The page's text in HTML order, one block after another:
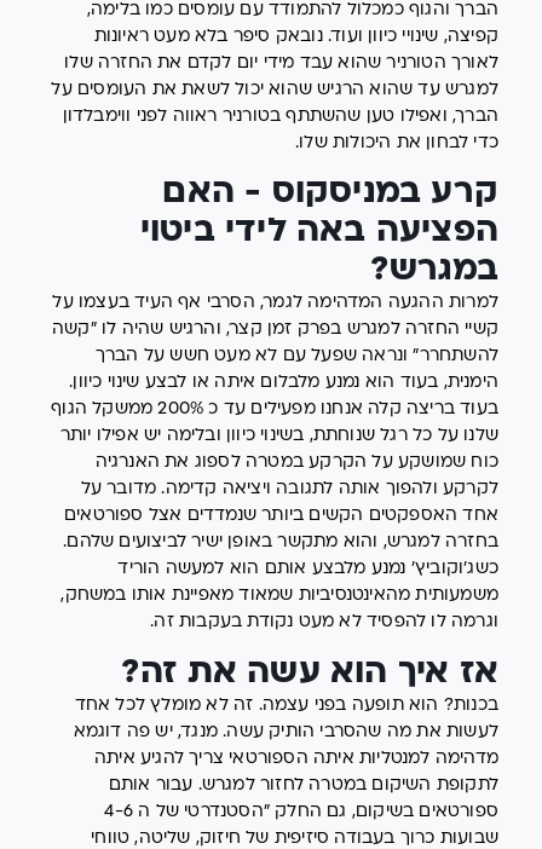
הברך והגוף כמכלול להתמודד עם עומסים כמו בלימה,
קפיצה, שינויי כיוון ועוד. נובאק סיפר בלא מעט ראיונות
לאורך הטורניר שהוא עבד מידי יום לקדם את החזרה שלו
למגרש עד שהוא הרגיש שהוא יכול לשאת את העומסים על
הברך, ואפילו טען שהשתתף בטורניר ראווה לפני ווימבלדון
כדי לבחון את היכולות שלו.
קרע במניסקוס - האם
הפציעה באה לידי ביטוי
במגרש?
למרות ההגעה המדהימה לגמר, הסרבי אף העיד בעצמו על
קשיי החזרה למגרש בפרק זמן קצר, והרגיש שהיה לו "קשה
להשתחרר" ונראה שפעל עם לא מעט חשש על הברך
הימנית, בעוד הוא נמנע מלבלום איתה או לבצע שינוי כיוון.
בעוד בריצה קלה אנחנו מפעילים עד כ 200% ממשקל הגוף
שלנו על כל רגל שנוחתת, בשינוי כיוון ובלימה יש אפילו יותר
כוח שמושקע על הקרקע במטרה לספוג את האנרגיה
לקרקע ולהפוך אותה לתגובה ויציאה קדימה. מדובר על
אחד האספקטים הקשים ביותר שנמדדים אצל ספורטאים
בחזרה למגרש, והוא מתקשר באופן ישיר לביצועים שלהם.
כשג'וקוביץ' נמנע מלבצע אותם הוא למעשה הוריד
משמעותית מהאינטנסיביות שמאוד מאפיינת אותו במשחק,
וגרמה לו להפסיד לא מעט נקודת בעקבות זה.
אז איך הוא עשה את זה?
בכנות? הוא תופעה בפני עצמה. זה לא מומלץ לכל אחד
לעשות את מה שהסרבי הותיק עשה. מנגד, יש פה דוגמא
מדהימה למנטליות איתה הספורטאי צריך להגיע איתה
לתקופת השיקום במטרה לחזור למגרש. עבור אותם
ספורטאים בשיקום, גם החלק "הסטנדרטי של ה 4-6
שבועות כרוך בעבודה סיזיפית של חיזוק, שליטה, טווחי